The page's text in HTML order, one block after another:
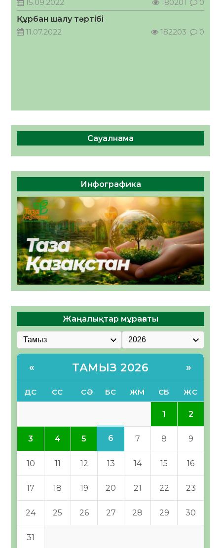
ҚОСЫЛҒАН ҮЛЕС
05.08.2026
15.09.2022
180201
0
Құрбан шалу тәртібі
11.07.2022
182203 0
Сауалнама
Инфографика
Жаңалықтар мұрағаты
« ТАМЫЗ 2026 »
ДС СС СӘ БС ЖМ СБ ЖС
1 2
3 4 5 6 7 8 9
10 11 12 13 14 15 16
17 18 19 20 21 22 23
24 25 26 27 28 29 30
31